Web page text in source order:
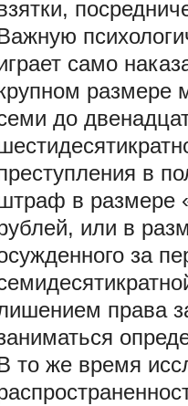
само
размере
до
в
в размере
или в
за
права
то же время